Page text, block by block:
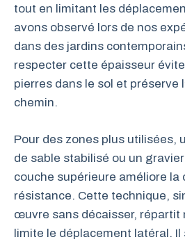
tout en limitant les
avons observé lors de nos
dans des jardins
respecter cette épaisseur
pierres dans le sol et préserve
chemin.
Pour des zones plus utilisées,
de sable stabilisé ou un
couche supérieure améliore la
résistance. Cette technique,
œuvre sans décaisser, répartit
limite le déplacement latéral. Il